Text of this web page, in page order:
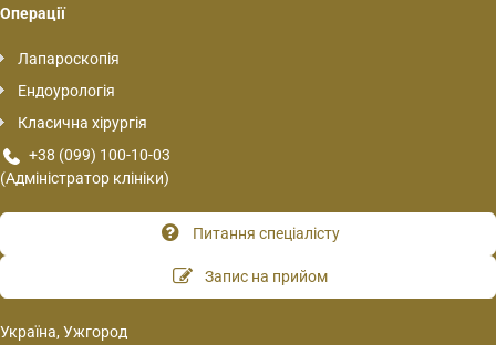
Операції
Лапароскопія
Ендоурологія
Класична хірургія
+38 (099) 100-10-03
(Адміністратор клініки)
Питання спеціалісту
Запис на прийом
Україна, Ужгород